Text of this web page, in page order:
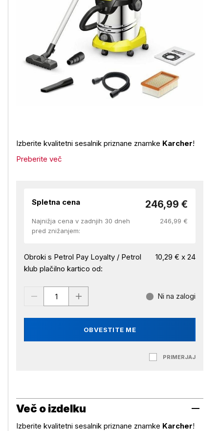
Izberite kvalitetni sesalnik priznane znamke Karcher!
Preberite več
Spletna cena 246,99 €
Najnižja cena v zadnjih 30 dneh
pred znižanjem:
246,99 €
Obroki s Petrol Pay Loyalty / Petrol
klub plačilno kartico od:
10,29 € x 24
OBVESTITE ME
Ni na zalogi
PRIMERJAJ
Več o izdelku
Izberite kvalitetni sesalnik priznane znamke Karcher!